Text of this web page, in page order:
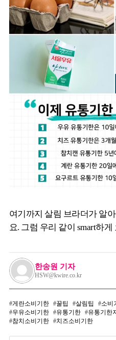
여기까지 살림 브라더가 알
요. 그럼 우리 같이 smart하게
한송원 기자
HSW@kwire.co.kr
게란소비기한 꿀팁 살림팁 소비
우유소비기한
유통기한 유통기한
참치소비기한
치즈소비기한